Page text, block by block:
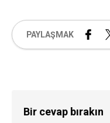
PAYLAŞMAK
Bir cevap bırakın